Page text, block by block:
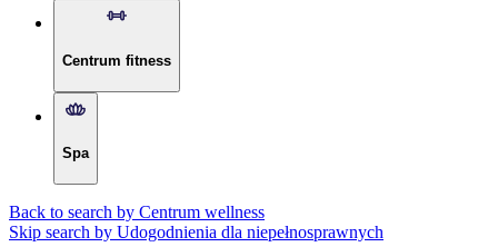
Centrum fitness
Spa
Back to search by Centrum wellness
Skip search by Udogodnienia dla niepełnosprawnych